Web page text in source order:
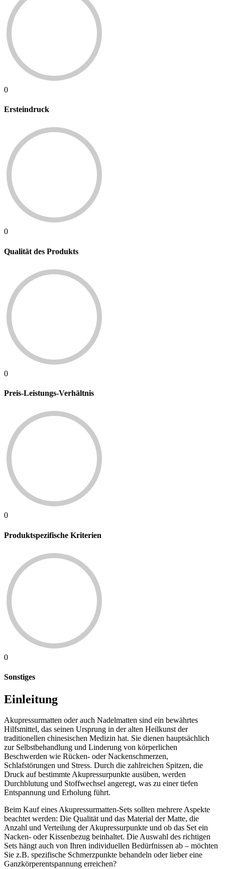
0
Ersteindruck
0
Qualität des Produkts
0
Preis-Leistungs-Verhältnis
0
Produktspezifische Kriterien
0
Sonstiges
Einleitung
Akupressurmatten oder auch Nadelmatten sind ein bewährtes
Hilfsmittel, das seinen Ursprung in der alten Heilkunst der
traditionellen chinesischen Medizin hat. Sie dienen hauptsächlich
zur Selbstbehandlung und Linderung von körperlichen
Beschwerden wie Rücken- oder Nackenschmerzen,
Schlafstörungen und Stress. Durch die zahlreichen Spitzen, die
Druck auf bestimmte Akupressurpunkte ausüben, werden
Durchblutung und Stoffwechsel angeregt, was zu einer tiefen
Entspannung und Erholung führt.
Beim Kauf eines Akupressurmatten-Sets sollten mehrere Aspekte
beachtet werden: Die Qualität und das Material der Matte, die
Anzahl und Verteilung der Akupressurpunkte und ob das Set ein
Nacken- oder Kissenbezug beinhaltet. Die Auswahl des richtigen
Sets hängt auch von Ihren individuellen Bedürfnissen ab – möchten
Sie z.B. spezifische Schmerzpunkte behandeln oder lieber eine
Ganzkörperentspannung erreichen?